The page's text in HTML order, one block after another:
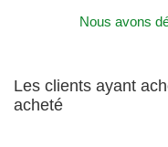
Nous avons
Les clients ayant
acheté